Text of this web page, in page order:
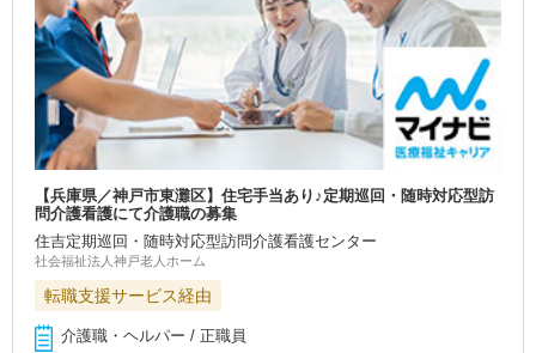
【兵庫県／神戸市東灘区】住宅手当あり♪定期巡回・随時対応型訪
問介護看護にて介護職の募集
住吉定期巡回・随時対応型訪問介護看護センター
社会福祉法人神戸老人ホーム
転職支援サービス経由
介護職・ヘルパー / 正職員